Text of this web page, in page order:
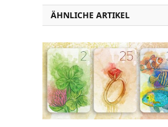
ÄHNLICHE ARTIKEL